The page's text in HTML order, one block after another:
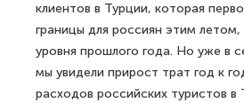
клиентов в Турции, которая
границы для россиян этим
уровня прошлого года. Но уже в
мы увидели прирост трат год к
расходов российских туристов в